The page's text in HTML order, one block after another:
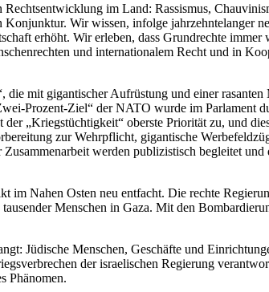
im Land: Rassismus,
Wir wissen, infolge jahrzehntelanger
erhöht. Wir erleben, dass Grundrechte
und internationalem Recht und in
mit gigantischer Aufrüstung und einer
Prozent-Ziel“ der NATO wurde im
„Kriegstüchtigkeit“ oberste Priorität zu, und
zur Wehrpflicht, gigantische
werden publizistisch begleitet
Nahen Osten neu entfacht. Die rechte
Menschen in Gaza. Mit den
Jüdische Menschen, Geschäfte und
der israelischen Regierung
Phänomen.